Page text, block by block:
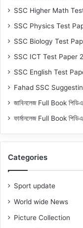
SSC Higher Math
SSC Physics Test
SSC Biology Test
SSC ICT Test Paper
SSC English Test
Fahad SSC
জাবিনলেজ Full Book
ফার্মানলেজ Full Book
Categories
Sport update
World wide News
Picture Collection